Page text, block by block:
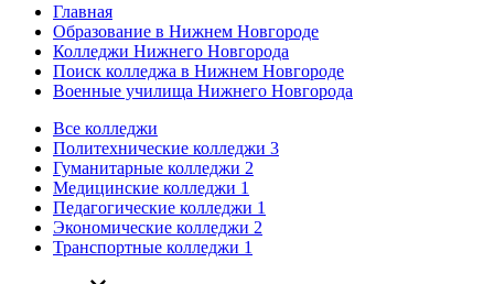
Главная
Образование в Нижнем Новгороде
Колледжи Нижнего Новгорода
Поиск колледжа в Нижнем Новгороде
Военные училища Нижнего Новгорода
Все колледжи
Политехнические колледжи 3
Гуманитарные колледжи 2
Медицинские колледжи 1
Педагогические колледжи 1
Экономические колледжи 2
Транспортные колледжи 1